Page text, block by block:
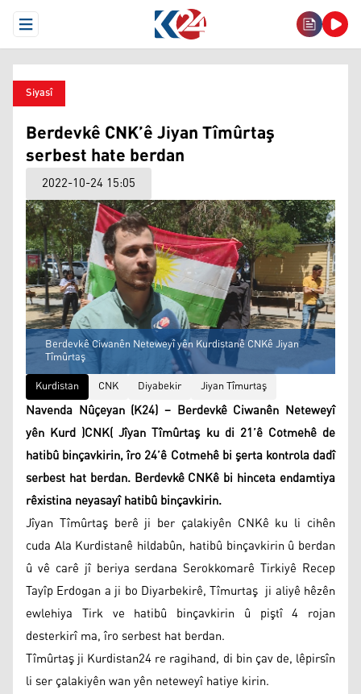
Open Menu
Siyasî
Berdevkê CNK’ê Jiyan Tîmûrtaş
serbest hate berdan
2022-10-24 15:05
Berdevkê Ciwanên Neteweyî yên Kurdistanê CNKê Jiyan
Tîmûrtaş
Kurdistan
CNK Diyabekir Jiyan Tîmurtaş
Navenda Nûçeyan (K24) – Berdevkê Ciwanên Neteweyî
yên Kurd )CNK( Jîyan Tîmûrtaş ku di 21’ê Cotmehê de
hatibû binçavkirin, îro 24’ê Cotmehê bi şerta kontrola dadî
serbest hat berdan. Berdevkê CNKê bi hinceta endamtiya
rêxistina neyasayî hatibû binçavkirin.
Jîyan Tîmûrtaş berê ji ber çalakiyên CNKê ku li cihên
cuda Ala Kurdistanê hildabûn, hatibû binçavkirin û berdan
û vê carê jî beriya serdana Serokkomarê Tirkiyê Recep
Tayîp Erdogan a ji bo Diyarbekirê, Tîmurtaş ji aliyê hêzên
ewlehiya Tirk ve hatibû binçavkirin û piştî 4 rojan
desterkirî ma, îro serbest hat berdan.
Tîmûrtaş ji Kurdistan24 re ragihand, di bin çav de, lêpirsîn
li ser çalakiyên wan yên neteweyî hatiye kirin.